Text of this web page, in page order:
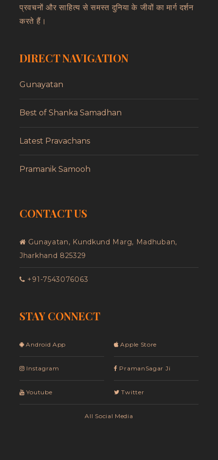
प्रवचनों और साहित्य से समस्त दुनिया के जीवों का मार्ग दर्शन
करते हैं।
DIRECT NAVIGATION
Gunayatan
Best of Shanka Samadhan
Latest Pravachans
Pramanik Samooh
CONTACT US
Gunayatan, Kundkund Marg, Madhuban,
Jharkhand 825329
+91-7543076063
STAY CONNECT
Android App
Instagram
Youtube
Apple Store
PramanSagar Ji
Twitter
All Social Media